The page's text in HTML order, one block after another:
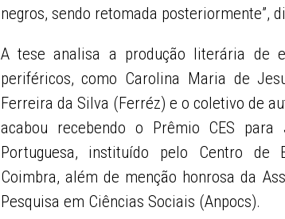
negros, sendo retomada posteriormente”,
A tese analisa a produção literária de
periféricos, como Carolina Maria de
Ferreira da Silva (Ferréz) e o coletivo de
acabou recebendo o Prêmio CES
Portuguesa, instituído pelo Centro de
Coimbra, além de menção honrosa da
Pesquisa em Ciências Sociais (Anpocs).